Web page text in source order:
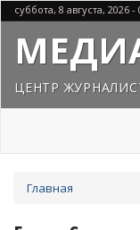
Перейти
к
основному
содержанию
суббота, 8 августа, 2026 -
ЦЕНТР
здесь
Главная